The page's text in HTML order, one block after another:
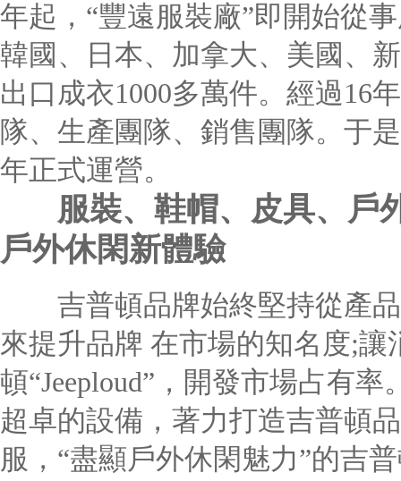
年起，“豐遠服裝廠”即開始從
韓國、日本、加拿大、美國、
出口成衣1000多萬件。經過16
隊、生產團隊、銷售團隊。于
年正式運營。
服裝、鞋帽、皮具、戶
戶外休閑新體驗
吉普頓品牌始終堅持從產品
來提升品牌 在市場的知名度;
頓“Jeeploud”，開發市場占有
超卓的設備，著力打造吉普頓
服，“盡顯戶外休閑魅力”的吉